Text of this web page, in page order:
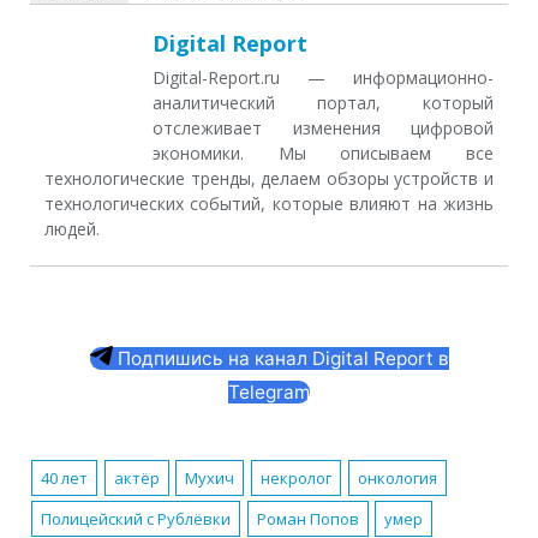
Digital Report
Digital-Report.ru — информационно-
аналитический портал, который
отслеживает изменения цифровой
экономики. Мы описываем все
технологические тренды, делаем обзоры устройств и
технологических событий, которые влияют на жизнь
людей.
Подпишись на канал Digital Report в
Telegram
40 лет актёр Мухич некролог
онкология
Полицейский с Рублёвки
Роман Попов умер